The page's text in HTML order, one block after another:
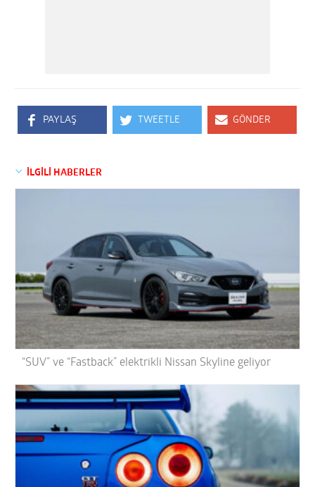
PAYLAŞ TWEETLE GÖNDER
İLGİLİ HABERLER
“SUV” ve “Fastback” elektrikli Nissan Skyline geliyor